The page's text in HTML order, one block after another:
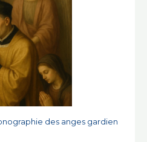
des anges gardien